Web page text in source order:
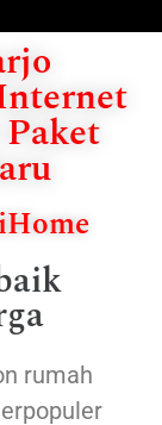
rumah